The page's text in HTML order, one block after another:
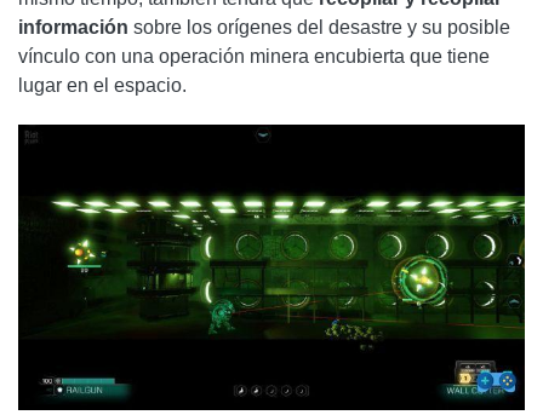
información sobre los orígenes del desastre y su posible
vínculo con una operación minera encubierta que tiene
lugar en el espacio.